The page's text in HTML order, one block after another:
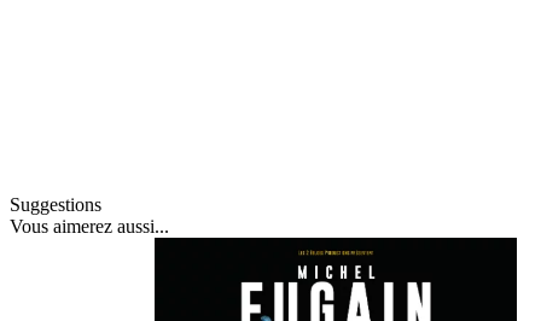
Suggestions
Vous aimerez aussi...